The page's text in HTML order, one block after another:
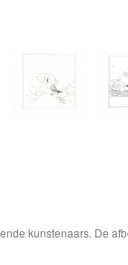
kunstenaars. De